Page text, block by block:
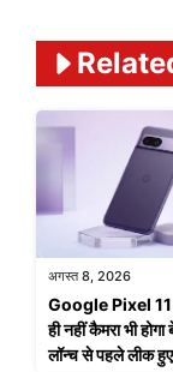
अगस्त 8, 2026
Google Pixel 11
ही नहीं कैमरा भी
लॉन्च से पहले लीक